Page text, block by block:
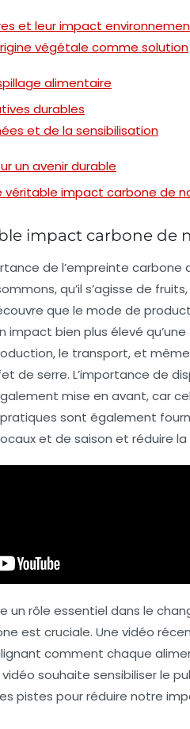
et leur impact
végétale comme solution
alimentaire
durables
et de la sensibilisation
un avenir durable
véritable impact carbone de
impact carbone de
de l’empreinte carbone
qu’il s’agisse de
que le mode de
impact bien plus élevé
le transport, et
de serre. L’importance de
mise en avant, car
pratiques sont également
et de saison et réduire
un rôle essentiel dans le
est cruciale. Une vidéo
comment chaque
souhaite sensibiliser le
pistes pour réduire notre